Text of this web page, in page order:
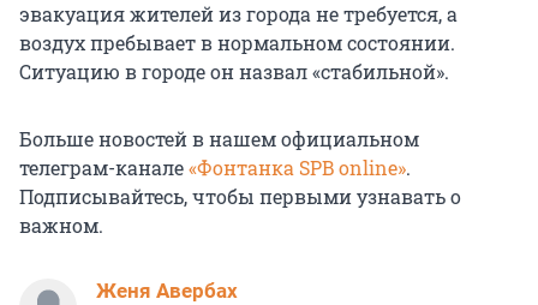
эвакуация жителей из города не требуется, а
воздух пребывает в нормальном состоянии.
Ситуацию в городе он назвал «стабильной».
Больше новостей в нашем официальном
телеграм-канале«Фонтанка SPB online».
Подписывайтесь, чтобы первыми узнавать о
важном.
Женя Авербах